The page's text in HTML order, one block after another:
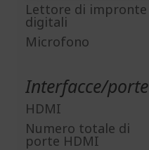
Lettore di impronte
digitali
Microfono
Interfacce/porte
HDMI
Numero totale di
porte HDMI